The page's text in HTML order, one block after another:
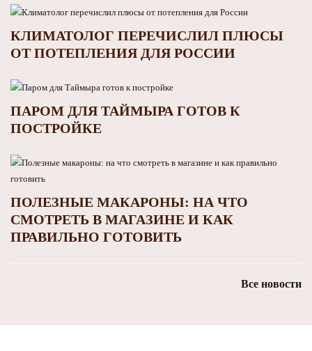
КЛИМАТОЛОГ ПЕРЕЧИСЛИЛ ПЛЮСЫ
ОТ ПОТЕПЛЕНИЯ ДЛЯ РОССИИ
ПАРОМ ДЛЯ ТАЙМЫРА ГОТОВ К
ПОСТРОЙКЕ
ПОЛЕЗНЫЕ МАКАРОНЫ: НА ЧТО
СМОТРЕТЬ В МАГАЗИНЕ И КАК
ПРАВИЛЬНО ГОТОВИТЬ
Все новости